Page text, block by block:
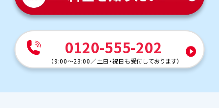
0120-555-202
（9:00～23:00 ／土日・祝日も受付しております）